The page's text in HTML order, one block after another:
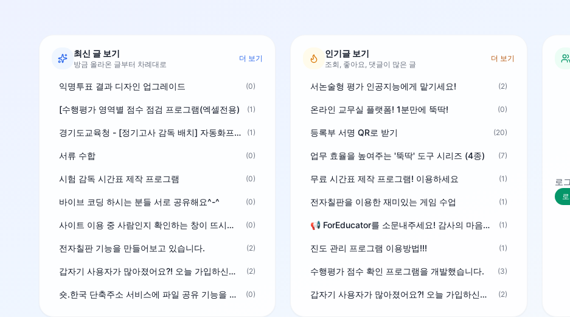
최신 글 보기
방금 올라온 글부터 차례대로
더 보기
익명투표 결과 디자인 업그레이드 (0)
[수행평가 영역별 점수 점검 프로그램(엑셀전용) (1)
경기도교육청 - [정기고사 감독 배치] 자동화프로그램 보급 (1)
서류 수합 (0)
시험 감독 시간표 제작 프로그램 (0)
바이브 코딩 하시는 분들 서로 공유해요^-^ (0)
사이트 이용 중 사람인지 확인하는 창이 뜨시는 분은 알려주세요 (0)
전자칠판 기능을 만들어보고 있습니다. (2)
갑자기 사용자가 많아졌어요?! 오늘 가입하신분^^ (2)
숏.한국 단축주소 서비스에 파일 공유 기능을 추가했습니다. (0)
인기글 보기
조회, 좋아요, 댓글이 많은 글
더 보기
서논술형 평가 인공지능에게 맡기세요! (2)
온라인 교무실 플랫폼! 1분만에 뚝딱! (0)
등록부 서명 QR로 받기 (20)
업무 효율을 높여주는 '뚝딱' 도구 시리즈 (4종) (7)
무료 시간표 제작 프로그램! 이용하세요 (1)
전자칠판을 이용한 재미있는 게임 수업 (1)
📢 ForEducator를 소문내주세요! 감사의 마음을 담은 포인트 선물 (1)
진도 관리 프로그램 이용방법!!! (1)
수행평가 점수 확인 프로그램을 개발했습니다. (3)
갑자기 사용자가 많아졌어요?! 오늘 가입하신분^^ (2)
로